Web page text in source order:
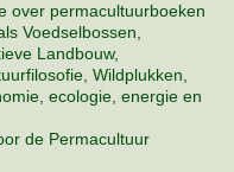
over permacultuurboeken
Voedselbossen,
Landbouw,
Wildplukken,
ecologie, energie en
de Permacultuur